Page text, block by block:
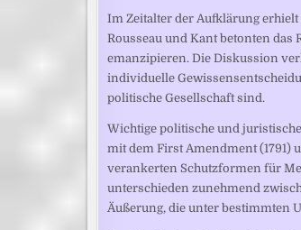
Im Zeitalter der Aufklärung
Rousseau und Kant betonten das
emanzipieren. Die Diskussion
individuelle
politische Gesellschaft sind.
Wichtige politische und
mit dem First Amendment (1791)
verankerten Schutzformen für
unterschieden zunehmend
Äußerung, die unter bestimmten